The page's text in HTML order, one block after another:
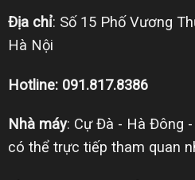
Địa chỉ: Số 15 Phố Vương
Hà Nội
Hotline: 091.817.8386
Nhà máy: Cự Đà - Hà Đông
có thể trực tiếp tham quan